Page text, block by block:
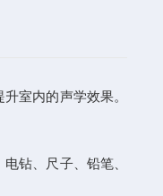
室内的声学效果。
钻、尺子、铅笔、